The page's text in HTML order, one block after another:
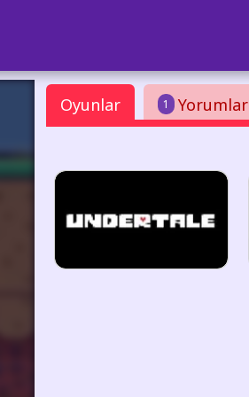
Oyunlar 1 Yorumlar